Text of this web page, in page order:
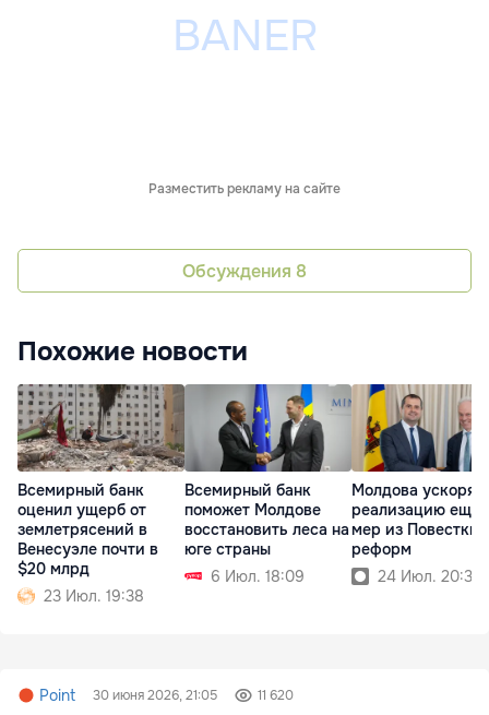
Разместить рекламу на сайте
Обсуждения 8
Похожие новости
Всемирный банк
оценил ущерб от
землетрясений в
Венесуэле почти в
$20 млрд
23 Июл. 19:38
Всемирный банк
поможет Молдове
восстановить леса на
юге страны
6 Июл. 18:09
Молдова
реализацию ещё
мер из Повестки
реформ
24 Июл. 20:34
Point 30 июня 2026, 21:05 11 620